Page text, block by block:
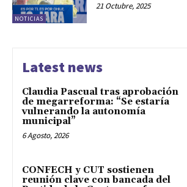
NOTICIAS
21 Octubre, 2025
Latest news
Claudia Pascual tras aprobación
de megarreforma: “Se estaría
vulnerando la autonomía
municipal”
6 Agosto, 2026
CONFECH y CUT sostienen
reunión clave con bancada del